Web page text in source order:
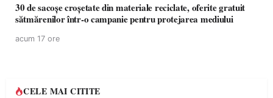
30 de sacoșe croșetate din materiale reciclate, oferite gratuit
sătmărenilor într-o campanie pentru protejarea mediului
acum 17 ore
CELE MAI CITITE